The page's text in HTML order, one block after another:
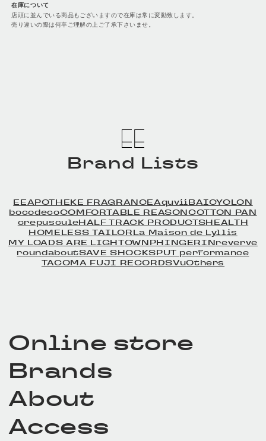
在庫について
店頭に並んでいる商品もございますので在庫は常に変動致します。
売り違いの際は何卒ご理解の上ご了承下さいませ。
Brand Lists
EEAPOTHEKE FRAGRANCEAquviiBAICYCLON
bocodecoCOMFORTABLE REASONCOTTON PAN
crepusculeHALF TRACK PRODUCTSHEALTH
HOMELESS TAILORLa Maison de Lyllis
MY LOADS ARE LIGHTOWNPHINGERINreverve
roundaboutSAVE SHOCKSPUT performance
TACOMA FUJI RECORDSVuOthers
Online store
Brands
About
Access